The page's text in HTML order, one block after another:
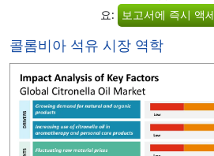
요: 보고서에 즉시 액
콜롬비아 석유 시장 역학